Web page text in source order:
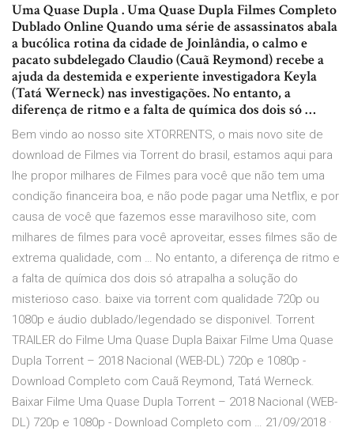
Uma Quase Dupla . Uma Quase Dupla Filmes Completo
Dublado Online Quando uma série de assassinatos abala
a bucólica rotina da cidade de Joinlândia, o calmo e
pacato subdelegado Claudio (Cauã Reymond) recebe a
ajuda da destemida e experiente investigadora Keyla
(Tatá Werneck) nas investigações. No entanto, a
diferença de ritmo e a falta de química dos dois só …
Bem vindo ao nosso site XTORRENTS, o mais novo site de
download de Filmes via Torrent do brasil, estamos aqui para
lhe propor milhares de Filmes para você que não tem uma
condição financeira boa, e não pode pagar uma Netflix, e por
causa de você que fazemos esse maravilhoso site, com
milhares de filmes para você aproveitar, esses filmes são de
extrema qualidade, com … No entanto, a diferença de ritmo e
a falta de química dos dois só atrapalha a solução do
misterioso caso. baixe via torrent com qualidade 720p ou
1080p e áudio dublado/legendado se disponivel. Torrent
TRAILER do Filme Uma Quase Dupla Baixar Filme Uma Quase
Dupla Torrent – 2018 Nacional (WEB-DL) 720p e 1080p -
Download Completo com Cauã Reymond, Tatá Werneck.
Baixar Filme Uma Quase Dupla Torrent – 2018 Nacional (WEB-
DL) 720p e 1080p - Download Completo com … 21/09/2018 ·